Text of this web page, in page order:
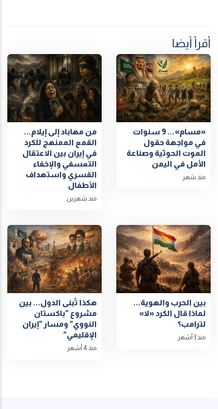
أقرأ أيضا
«مسام»... 9 سنوات
في مواجهة حقول
الموت الحوثية وصناعة
الأمل في اليمن
منذ شهر
من مهاباد إلى إيلام...
القمع الممنهج للكرد
في إيران بين الاعتقال
التعسفي والإخفاء
القسري واستهداف
الأطفال
منذ شهرين
بين الحرب والهوية...
لماذا قال الكرد «لا»
لترامب؟
منذ 3 أشهر
هكذا تُبنى الدول... بين
مشروع "باكستان
النووي" ومسار "إيران
الإقليمي"
منذ 4 أشهر